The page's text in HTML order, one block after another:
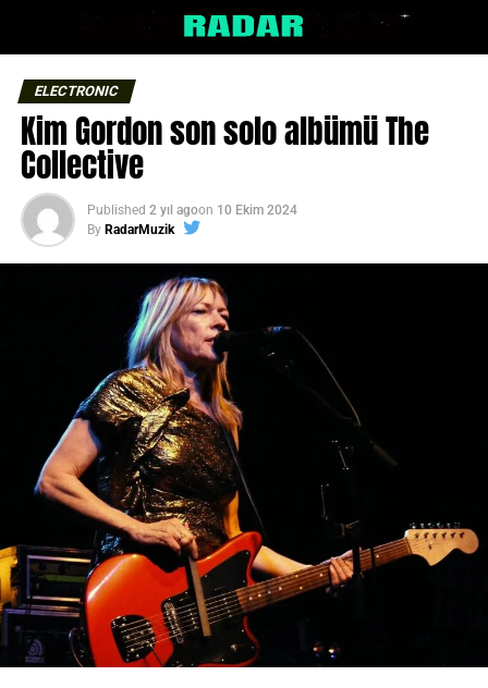
ELECTRONIC
Kim Gordon son solo albümü The
Collective
Published 2 yıl agoon 10 Ekim 2024
By RadarMuzik